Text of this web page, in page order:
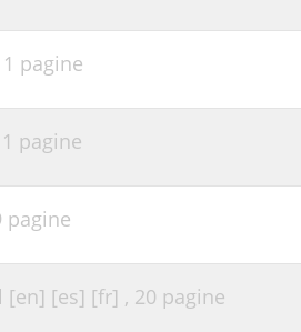
pagine
pagine
pagine
[en] [es] [fr] , 20 pagine